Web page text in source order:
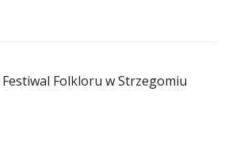
Folkloru w Strzegomiu